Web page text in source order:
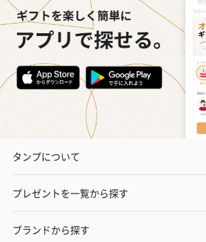
タンプについて
プレゼントを一覧から探す
ブランドから探す